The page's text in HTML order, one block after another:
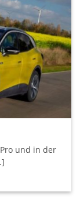
und in der